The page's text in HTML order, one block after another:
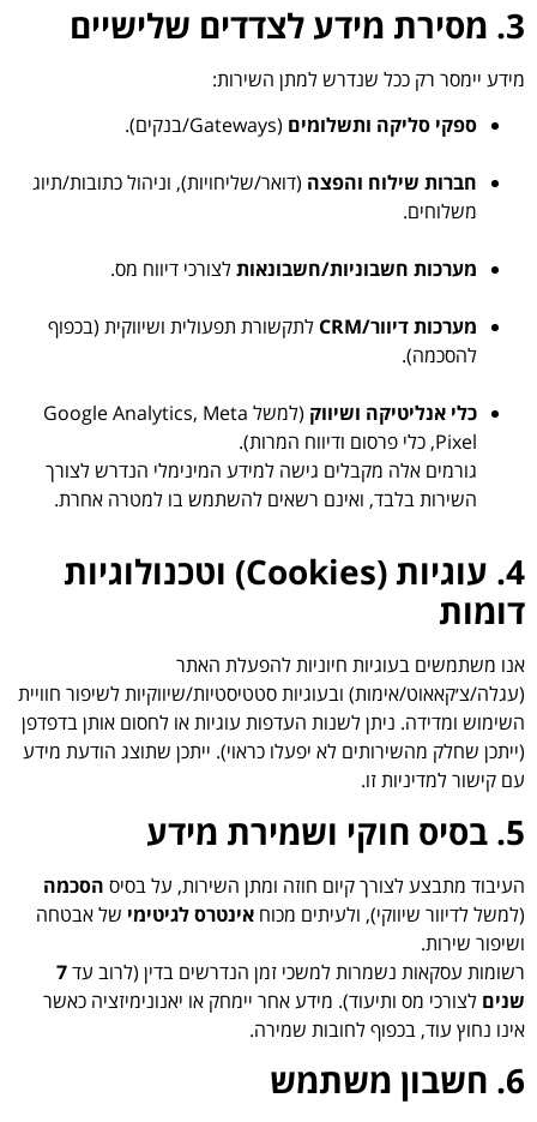
3. מסירת מידע לצדדים שלישיים
מידע יימסר רק ככל שנדרש למתן השירות:
ספקי סליקה ותשלומים (Gateways/בנקים).
חברות שילוח והפצה (דואר/שליחויות), וניהול כתובות/תיוג
משלוחים.
מערכות חשבוניות/חשבונאותלצורכי דיווח מס.
מערכות דיוור/CRM
לתקשורת תפעולית ושיווקית (בכפוף
להסכמה).
כלי אנליטיקה ושיווק
(למשל Google Analytics, Meta
Pixel, כלי פרסום ודיווח המרות).
גורמים אלה מקבלים גישה למידע המינימלי הנדרש לצורך
השירות בלבד, ואינם רשאים להשתמש בו למטרה אחרת.
4. עוגיות (Cookies) וטכנולוגיות
דומות
אנו משתמשים בעוגיות חיוניות להפעלת האתר
(עגלה/צ׳קאאוט/אימות) ובעוגיות סטטיסטיות/שיווקיות לשיפור חוויית
השימוש ומדידה. ניתן לשנות העדפות עוגיות או לחסום אותן בדפדפן
(ייתכן שחלק מהשירותים לא יפעלו כראוי). ייתכן שתוצג הודעת מידע
עם קישור למדיניות זו.
5. בסיס חוקי ושמירת מידע
העיבוד מתבצע לצורך קיום חוזה ומתן השירות, על בסיס הסכמה
(למשל לדיוור שיווקי), ולעיתים מכוח אינטרס לגיטימי של אבטחה
ושיפור שירות.
רשומות עסקאות נשמרות למשכי זמן הנדרשים בדין (לרוב עד7
שנים לצורכי מס ותיעוד). מידע אחר יימחק או יאנונימיזציה כאשר
אינו נחוץ עוד, בכפוף לחובות שמירה.
6. חשבון משתמש